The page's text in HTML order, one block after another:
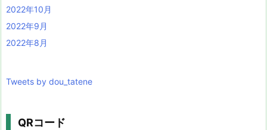
2022年10月
2022年9月
2022年8月
Tweets by dou_tatene
QRコード